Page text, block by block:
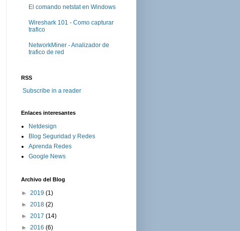
El comando netstat en Windows
Wireshark 101 - Como capturar
trafico
NetworkMiner - Analizador de
trafico de red
RSS
Subscribe in a reader
Enlaces interesantes
Netdesign
Blog Seguridad y Redes
Aprenda Redes
Google News
Archivo del Blog
► 2019 (1)
► 2018 (2)
► 2017 (14)
► 2016 (6)